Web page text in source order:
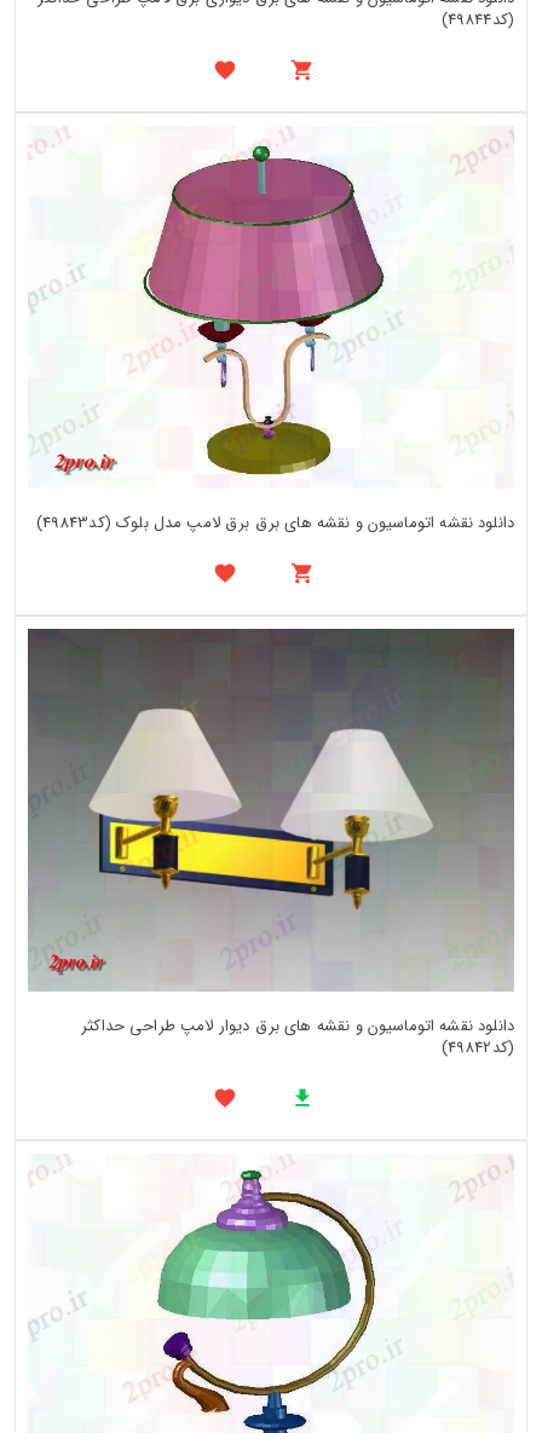
(کد49844)
دانلود نقشه اتوماسیون و نقشه های برق برق لامپ مدل بلوک (کد49843)
دانلود نقشه اتوماسیون و نقشه های برق دیوار لامپ طراحی حداکثر
(کد49842)